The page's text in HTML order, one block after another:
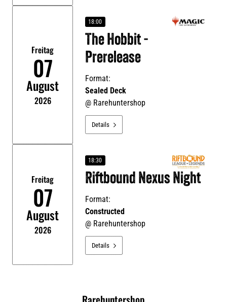
Freitag
07
August
2026
18:00
The Hobbit -
Prerelease
Format:
Sealed Deck
@ Rarehuntershop
Details 
Freitag
07
August
2026
18:30
Riftbound Nexus Night
Format:
Constructed
@ Rarehuntershop
Details 